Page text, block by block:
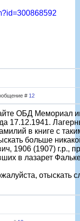
# 12
ОБД Мемориал
17.12.1941.
в книге с
больше
1906 (1907) г.р.,
в лазарет
отыскать